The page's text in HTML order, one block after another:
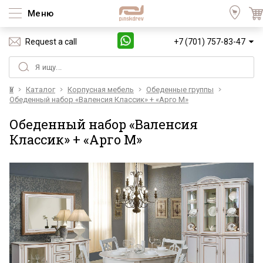
Меню
Request a call +7 (701) 757-83-47
Үй Каталог Корпусная мебель
Обеденные группы
Обеденный набор «Валенсия Классик» + «Арго М»
Обеденный набор «Валенсия
Классик» + «Арго М»